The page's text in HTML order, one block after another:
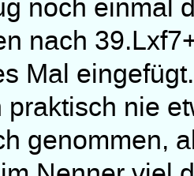
noch einmal
nach
Mal
praktisch nie
genommen,